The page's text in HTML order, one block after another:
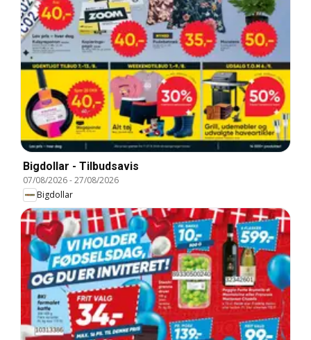
Bigdollar - Tilbudsavis
07/08/2026-27/08/2026
Bigdollar